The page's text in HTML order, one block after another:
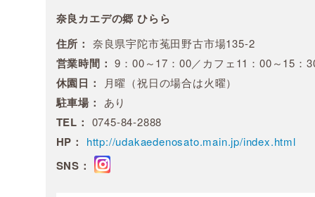
奈良カエデの郷 ひらら
住所： 奈良県宇陀市菟田野古市場135-2
営業時間： 9：00～17：00／カフェ11：00～15：
休園日： 月曜（祝日の場合は火曜）
駐車場： あり
TEL： 0745-84-2888
HP： http://udakaedenosato.main.jp/index.html
SNS：